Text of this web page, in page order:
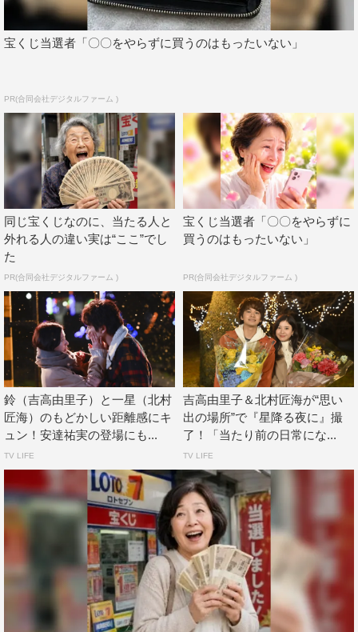
『星降る夜に』©テレビ朝日
そんな本作が、1月24日（火）に待望の第2話をオンエ
ア。第1話で亡き母の遺品整理を通し、まっすぐで温かい
一星に心を救われた鈴。ラストシーンでは、出逢った日に
返しそびれたマフラーを手に、海辺にいる一星に再び会い
に行った鈴は「あなたに母の遺品を整理してもらえて、よ
かった。ありがとう」と本心を伝えつつ、覚えたての手話
で「でもお前のキス、大したことなかったけどな」と反撃
する。
しかし、どこまでも自由でポジティブな一星は、恋をした
ら無邪気で一直線。なんと第2話では、鈴の手話を見て思
いっきり笑顔になったかと思えば、鈴を引っ張って突然デ
ートを決行。2人は一緒に映画を鑑賞したり、ハンバーガ
ー屋さんでランチをしたりと、早くもドキドキの展開に身
ところが、“子犬男子”一星はやはりここでも“子犬”スピリ
ット全開。「なんで映画を一緒に見なきゃいけないの…」
と思っていたはずが、映画鑑賞中に号泣する鈴を見て、か
らかうようないじわるばかりを発する一星。話しているう
ちに2人の年の差が10歳だと判明するも、「たった 10個
ろ」と気にも留めないわりに、ソースを口元にくっつけた
り、むくれたり…。
宝くじ当選者「〇〇をやらずに買うのはもったいない」
PR(合同会社デジタルファーム )
同じ宝くじなのに、当たる人と
外れる人の違い実は“ここ”でし
た
PR(合同会社デジタルファーム )
宝くじ当選者「〇〇をやらずに
買うのはもったいない」
PR(合同会社デジタルファーム )
鈴（吉高由里子）と一星（北村
匠海）のもどかしい距離感にキ
ュン！安達祐実の登場にも...
TV LIFE
吉高由里子＆北村匠海が“思い
出の場所”で『星降る夜に』撮
了！「当たり前の日常にな...
TV LIFE